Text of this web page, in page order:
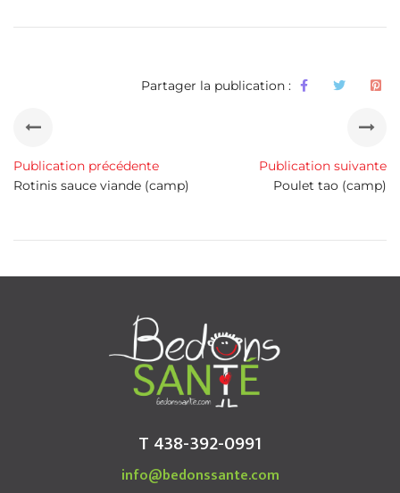
Partager la publication :
Publication précédente
Rotinis sauce viande (camp)
Publication suivante
Poulet tao (camp)
T 438-392-0991
info@bedonssante.com